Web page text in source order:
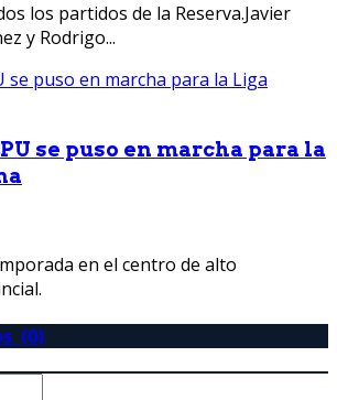
los partidos de la Reserva.Javier
y Rodrigo...
se puso en marcha para la
en el centro de alto
(0)